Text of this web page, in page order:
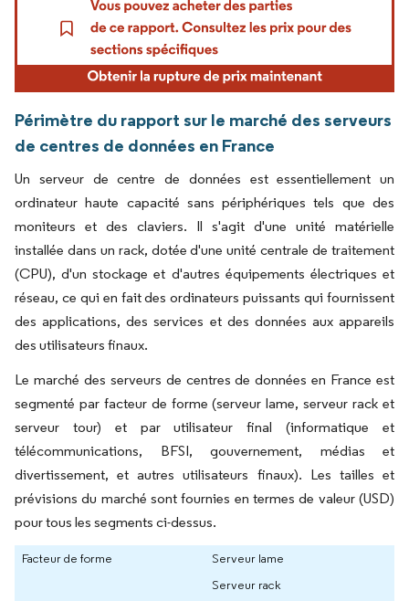
Périmètre du rapport sur le marché des serveurs
de centres de données en France
Un serveur de centre de données est essentiellement un
ordinateur haute capacité sans périphériques tels que des
moniteurs et des claviers. Il s'agit d'une unité matérielle
installée dans un rack, dotée d'une unité centrale de traitement
(CPU), d'un stockage et d'autres équipements électriques et
réseau, ce qui en fait des ordinateurs puissants qui fournissent
des applications, des services et des données aux appareils
des utilisateurs finaux.
Le marché des serveurs de centres de données en France est
segmenté par facteur de forme (serveur lame, serveur rack et
serveur tour) et par utilisateur final (informatique et
télécommunications, BFSI, gouvernement, médias et
divertissement, et autres utilisateurs finaux). Les tailles et
prévisions du marché sont fournies en termes de valeur (USD)
pour tous les segments ci-dessus.
Facteur de forme
Serveur lame
Serveur rack